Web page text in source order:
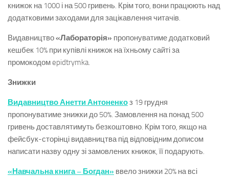
книжок на 1000 і на 500 гривень. Крім того, вони працюють над
додатковими заходами для зацікавлення читачів.
Видавництво«Лабораторія» пропонуватиме додатковий
кешбек 10% при купівлі книжок на їхньому сайті за
промокодом epidtrymka.
Знижки
Видавництво Анетти Антоненкоз 19 грудня
пропонуватиме знижки до 50%. Замовлення на понад 500
гривень доставлятимуть безкоштовно. Крім того, якщо на
фейсбук-сторінці видавництва під відповідним дописом
написати назву одну зі замовлених книжок, її подарують.
«Навчальна книга – Богдан» ввело знижки 20% на всі